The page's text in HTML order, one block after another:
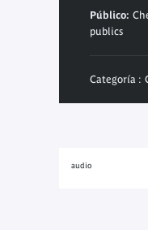
Público:
publics
Categoría :
audio